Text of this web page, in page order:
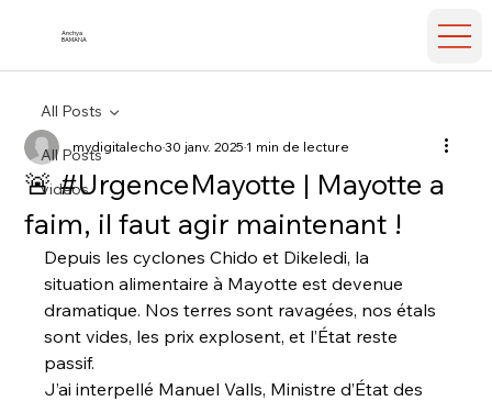
Anchya
BAMANA
All Posts
videos
All Posts
🚨 #UrgenceMayotte | Mayotte a
faim, il faut agir maintenant !
mydigitalecho30 janv. 20251 min de lecture
Depuis les cyclones Chido et Dikeledi, la
situation alimentaire à Mayotte est devenue
dramatique. Nos terres sont ravagées, nos étals
sont vides, les prix explosent, et l’État reste
passif.
J’ai interpellé Manuel Valls, Ministre d’État des